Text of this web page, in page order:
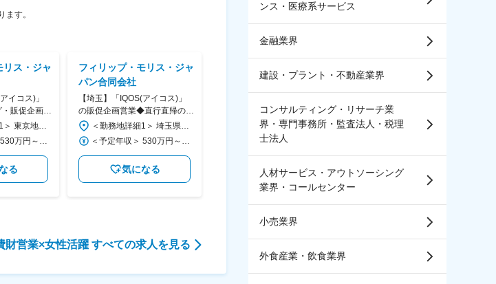
す。
リス・ジャ
イコス)」
販促企画営
リモート＜勤務地詳細1＞ 東京地区 住所：東京都 受動喫煙対策：敷地内全面禁煙 ＜勤務地詳細2＞ 本社 住所：東京都千代田区永田町2-11-1 勤務地最寄駅：東京メトロ・南北線／銀座線／溜池山王駅 受動喫煙対策：屋内全面禁煙 変更の範囲：会社の定める事業所
＜予定年収＞ 530万円～650万円 ＜賃金形態＞ 年俸制 補足事項なし ＜賃金内訳＞ 年額（基本給）：5,300,000円～6,500,000円 固定残業手当/月：64,220円（固定残業時間20時間0分/月～20時間0分/月） 超過した時間外労働の残業手当は追加支給 ＜月額＞ 417,553円～497,553円（15分割）（一律手当を含む） ＜昇給有無＞ 有 ＜残業手当＞ 有 ＜給与補足＞ ※上記記載年収は年俸制となり、月給金額は15分割の金額で記載しております。残りは賞与として支給します。 賃金はあくまでも目安の金額であり、選考を通じて上下する可能性があります。 月給(月額)は固定手当を含めた表記です。
る
フィリップ・モリス・ジャ
パン合同会社
【埼玉】「IQOS(アイコス)」
の販促企画営業◆直行直帰のフ
ルリモート／働き方◎
＜勤務地詳細1＞ 埼玉県内の担当エリア 住所：埼玉県エリア（ご自宅から直行直帰となります） 受動喫煙対策：敷地内全面禁煙 ＜勤務地詳細2＞ 本社 住所：東京都千代田区永田町2-11-1 勤務地最寄駅：東京メトロ・南北線／銀座線／溜池山王駅 受動喫煙対策：屋内全面禁煙
＜予定年収＞ 530万円～650万円 ＜賃金形態＞ 年俸制 補足事項なし ＜賃金内訳＞ 年額（基本給）：5,300,000円～6,500,000円 固定残業手当/月：58,333円（固定残業時間20時間0分/月） 超過した時間外労働の残業手当は追加支給 ＜月額＞ 411,666円～491,666円（15分割）（一律手当を含む） ＜昇給有無＞ 有 ＜残業手当＞ 有 ＜給与補足＞ ※上記記載年収は年俸制となり、金額は15分割の金額で記載しております。残りは賞与として支給します。 賃金はあくまでも目安の金額であり、選考を通じて上下する可能性があります。 月給(月額)は固定手当を含めた表記です。
気になる
ッズの海外営業◆キャラクター
好きな方歓迎／中国語力を活か
せる／土日祝休
＜勤務地詳細1＞ 株式会社ファンファーレワーク 住所：東京都港区赤坂9-6-15 ARTRIP 2F 受動喫煙対策：敷地内全面禁煙 ＜勤務地詳細2＞ 本社 住所：東京都中央区新川1-6-11 ニューリバータワー７F 勤務地最寄駅：東京メトロ日比谷線／茅場町駅 受動喫煙対策：敷地内全面禁煙 変更の範囲：会社の定める事業所
気になる
【リモート・副業可】提案型ル
ート営業◆売場づくりから提案
まで担当◆世界トップクラスの
ベビー用品メーカ
財営業×女性活躍 すべての求人を見る
ンス・医療系サービス
金融業界
建設・プラント・不動産業界
コンサルティング・リサーチ業
界・専門事務所・監査法人・税理
士法人
人材サービス・アウトソーシング
業界・コールセンター
小売業界
外食産業・飲食業界